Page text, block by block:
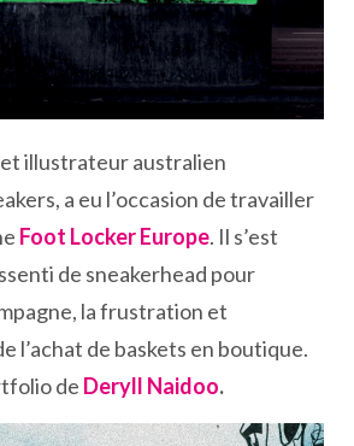
illustrateur australien
a eu l’occasion de travailler
Foot Locker Europe. Il s’est
de sneakerhead pour
la frustration et
l’achat de baskets en boutique.
de Deryll Naidoo.